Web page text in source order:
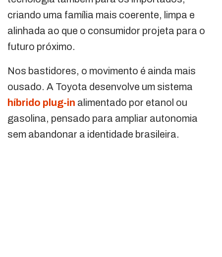
criando uma família mais coerente, limpa e
alinhada ao que o consumidor projeta para o
futuro próximo.
Nos bastidores, o movimento é ainda mais
ousado. A Toyota desenvolve um sistema
híbrido plug-in alimentado por etanol ou
gasolina, pensado para ampliar autonomia
sem abandonar a identidade brasileira.